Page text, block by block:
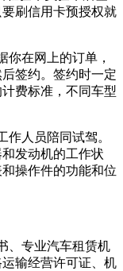
刷信用卡预授权就
你在网上的订单，
签约。签约时一定
费标准，不同车型
作人员陪同试驾。
发动机的工作状
操作件的功能和位
、专业汽车租赁机
输经营许可证、机